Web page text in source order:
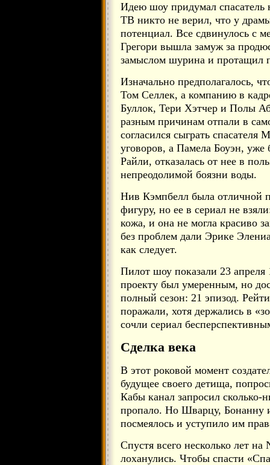
Идею шоу придумал спасатель
ТВ никто не верил, что у
потенциал. Все сдвинулось с
Грегори вышла замуж за
замыслом шурина и протащил
Изначально предполагалось,
Том Селлек, а компанию в
Буллок, Тери Хэтчер и Полы
разным причинам отпали в
согласился сыграть
уговоров, а Памела Боуэн,
Райли, отказалась от нее в
непреодолимой боязни воды.
Нив Кэмпбелл была отличной
фигуру, но ее в сериал не
кожа, и она не могла красиво
без проблем дали Эрике
как следует.
Пилот шоу показали 23 апреля
проекту был умеренным, но
полный сезон: 21 эпизод.
поражали, хотя держались в
сочли сериал
Сделка века
В этот роковой момент
будущее своего детища,
Кабы канал запросил сколько-
пропало. Но Шварцу, Бонанну
посмеялось и уступило им
Спустя всего несколько лет
лоханулись. Чтобы спасти